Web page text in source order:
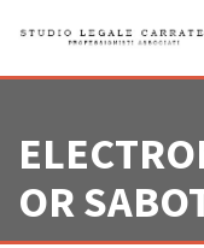
LO STUDIO
GLI AVVOCATI
CONTATTI
OR